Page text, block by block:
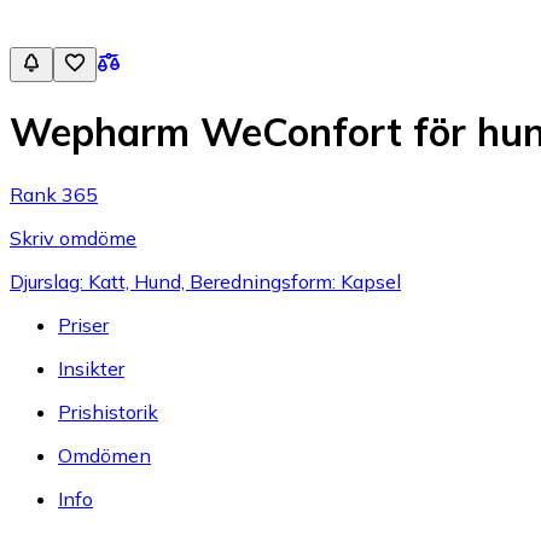
Wepharm WeConfort för
Rank 365
Skriv omdöme
Djurslag: Katt, Hund, Beredningsform: Kapsel
Priser
Insikter
Prishistorik
Omdömen
Info